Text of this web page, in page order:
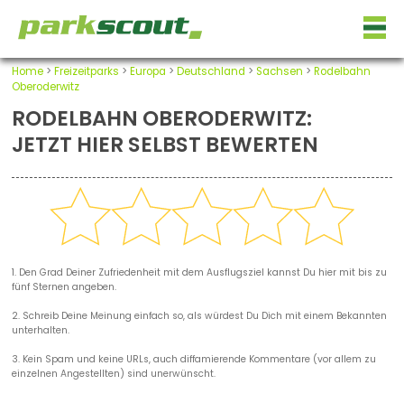
Home> Freizeitparks > Europa > Deutschland > Sachsen > Rodelbahn
Oberoderwitz
RODELBAHN OBERODERWITZ:
JETZT HIER SELBST BEWERTEN
1. Den Grad Deiner Zufriedenheit mit dem Ausflugsziel kannst Du hier mit bis zu
fünf Sternen angeben.
2. Schreib Deine Meinung einfach so, als würdest Du Dich mit einem Bekannten
unterhalten.
3. Kein Spam und keine URLs, auch diffamierende Kommentare (vor allem zu
einzelnen Angestellten) sind unerwünscht.